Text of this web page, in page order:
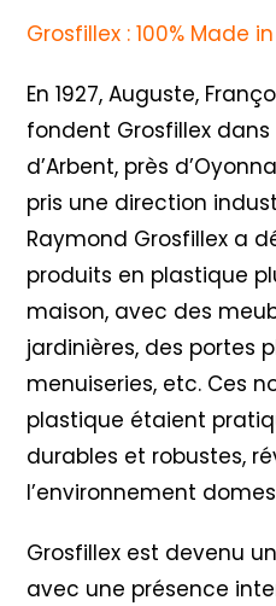
Grosfillex : 100% Made
En 1927, Auguste,
fondent Grosfillex
d’Arbent, près
pris une direction
Raymond Grosfillex a
produits en plastique
maison, avec des
jardinières, des portes
menuiseries, etc. Ces
plastique étaient
durables et robustes,
l’environnement
Grosfillex est devenu
avec une présence